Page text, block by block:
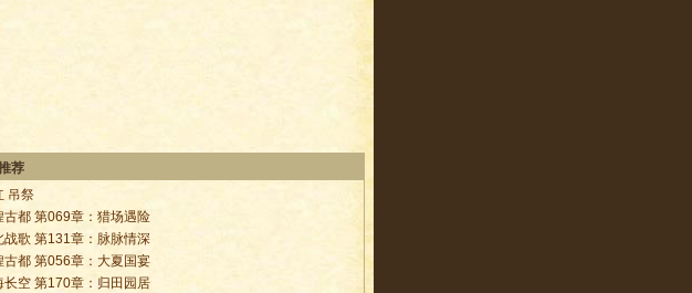
荐
吊祭
古都 第069章：猎场遇险
战歌 第131章：脉脉情深
古都 第056章：大夏国宴
长空 第170章：归田园居